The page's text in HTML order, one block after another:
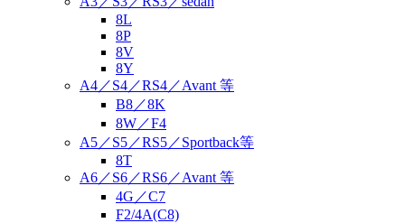
8L
8P
8V
8Y
A4／S4／RS4／Avant 等
B8／8K
8W／F4
A5／S5／RS5／Sportback等
8T
A6／S6／RS6／Avant 等
4G／C7
F2/4A(C8)